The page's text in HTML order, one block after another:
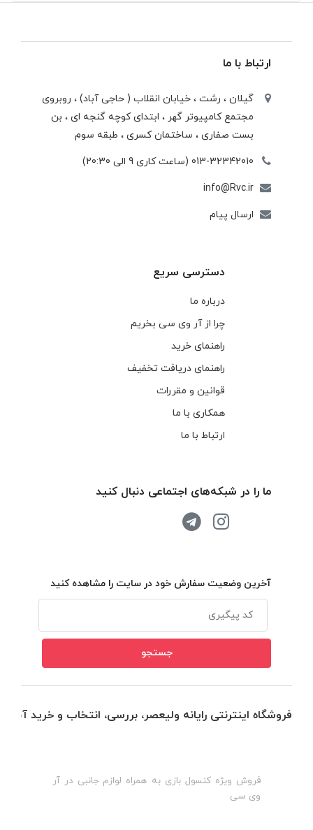
ارتباط با ما
گیلان ، رشت ، خيابان انقلاب ( حاجی آباد) ، روبروی
مجتمع كامپيوتر گهر ، ابتدای كوچه گنجه ای ، بن
بست صفاری ، ساختمان كسری ، طبقه سوم
013-32342010 (ساعت کاری 9 الی 20:30)
info@Rvc.ir
ارسال پیام
دسترسی سریع
درباره ما
چرا از آر وی سی بخریم
راهنمای خرید
راهنمای دریافت تخفیف
قوانین و مقررات
همکاری با ما
ارتباط با ما
ما را در شبکه‌های اجتماعی دنبال کنید
آخرین وضعیت سفارش خود در سایت را مشاهده کنید
فروشگاه اینترنتی رایانه ولیعصر، بررسی، انتخاب و خرید
فروش ویژه کنسول بازی به همراه لوازم جانبی در آر
وی سی